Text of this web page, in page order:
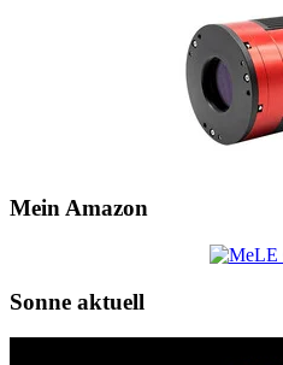
Mein Amazon
Sonne aktuell